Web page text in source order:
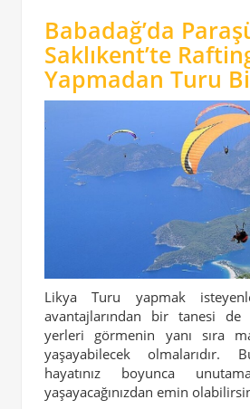
Babadağ’da
Saklıkent’te
Yapmadan Turu
Likya Turu yapmak
avantajlarından bir tanesi
yerleri görmenin yanı sıra
yaşayabilecek
hayatınız boyunca
yaşayacağınızdan emin